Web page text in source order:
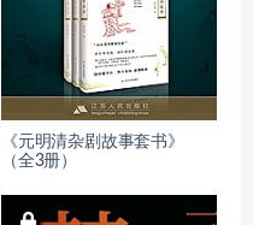
《元明清杂剧故事套书》
（全3册）